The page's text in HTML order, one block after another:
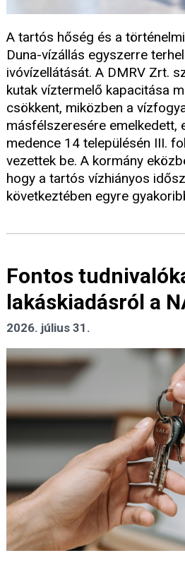
A tartós hőség és a
Duna-vízállás egyszerre
ivóvízellátását. A DMRV Zrt.
kutak víztermelő kapacitása
csökkent, miközben a
másfélszeresére emelkedett,
medence 14 településén III.
vezettek be. A kormány
hogy a tartós vízhiányos
következtében egyre
Fontos
lakáskiadásról a
2026. július 31.